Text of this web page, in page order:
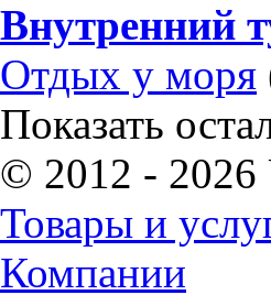
Внутренний
Отдых у моря
Показать
© 2012 - 2026
Товары и
Компании